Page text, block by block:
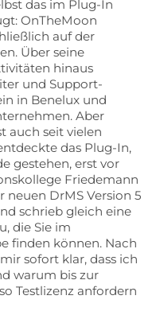
das im Plug-In
OnTheMoon
auf der
Über seine
hinaus
und Support-
in Benelux und
Aber
auch seit vielen
das Plug-In,
gestehen, erst vor
Friedemann
neuen DrMS Version 5
schrieb gleich eine
die Sie im
finden können. Nach
sofort klar, dass ich
warum bis zur
Testlizenz anfordern